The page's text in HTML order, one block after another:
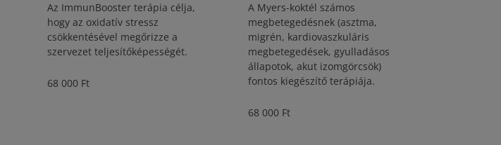
Az ImmunBooster terápia célja,
hogy az oxidatív stressz
csökkentésével megőrizze a
szervezet teljesítőképességét.
68 000 Ft
A Myers-koktél számos
megbetegedésnek (asztma,
migrén, kardiovaszkuláris
megbetegedések, gyulladásos
állapotok, akut izomgörcsök)
fontos kiegészítő terápiája.
68 000 Ft